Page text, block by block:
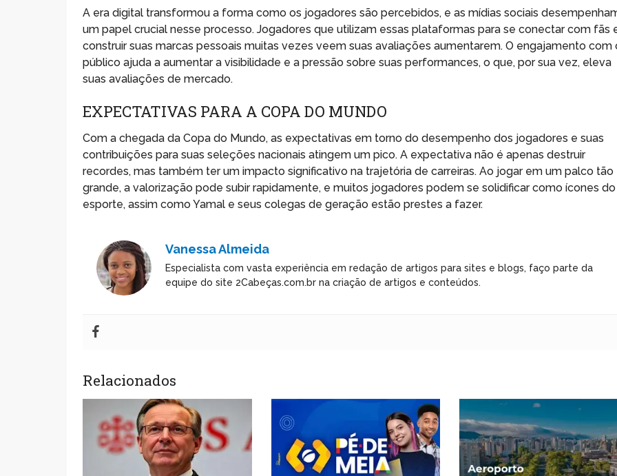
A era digital transformou a forma como os jogadores são percebidos, e as mídias sociais
um papel crucial nesse processo. Jogadores que utilizam essas plataformas para se conectar com fãs
construir suas marcas pessoais muitas vezes veem suas avaliações aumentarem. O engajamento com
público ajuda a aumentar a visibilidade e a pressão sobre suas performances, o que, por sua vez, eleva
suas avaliações de mercado.
EXPECTATIVAS PARA A COPA DO MUNDO
Com a chegada da Copa do Mundo, as expectativas em torno do desempenho dos jogadores e suas
contribuições para suas seleções nacionais atingem um pico. A expectativa não é apenas destruir
recordes, mas também ter um impacto significativo na trajetória de carreiras. Ao jogar em um palco tão
grande, a valorização pode subir rapidamente, e muitos jogadores podem se solidificar como ícones do
esporte, assim como Yamal e seus colegas de geração estão prestes a fazer.
Vanessa Almeida
Especialista com vasta experiência em redação de artigos para sites e blogs, faço parte da
equipe do site 2Cabeças.com.br na criação de artigos e conteúdos.
Relacionados